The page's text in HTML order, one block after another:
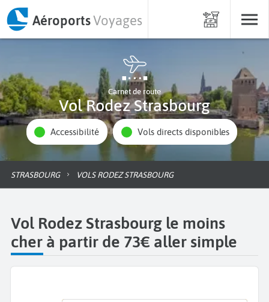
AéroportsVoyages
Carnet de route
Vol Rodez Strasbourg
Accessibilité Vols directs disponibles
STRASBOURG VOLS RODEZ STRASBOURG
Vol Rodez Strasbourg le moins
cher à partir de 73€ aller simple